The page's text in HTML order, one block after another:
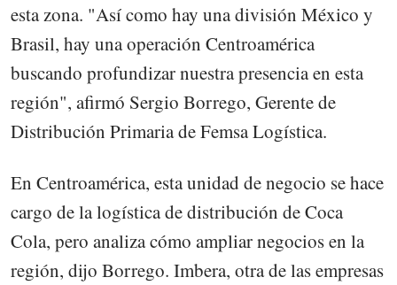
esta zona. "Así como hay una división México y
Brasil, hay una operación Centroamérica
buscando profundizar nuestra presencia en esta
región", afirmó Sergio Borrego, Gerente de
Distribución Primaria de Femsa Logística.
En Centroamérica, esta unidad de negocio se hace
cargo de la logística de distribución de Coca
Cola, pero analiza cómo ampliar negocios en la
región, dijo Borrego. Imbera, otra de las empresas